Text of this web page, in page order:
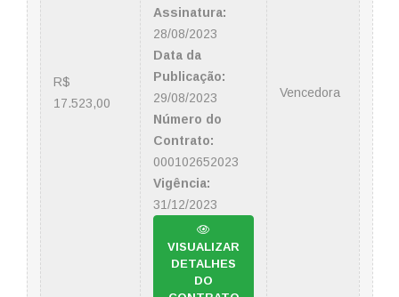
R$
17.523,00
Assinatura:
28/08/2023
Data da
Publicação:
29/08/2023
Número do
Contrato:
000102652023
Vigência:
31/12/2023
VISUALIZAR
DETALHES
DO
Vencedora